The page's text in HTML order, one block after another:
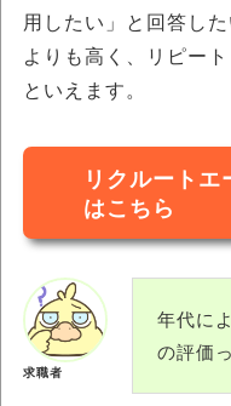
用したい」と回答し
よりも高く、リピー
といえます。
リクルートエ
はこちら
年代に
の評価
求職者